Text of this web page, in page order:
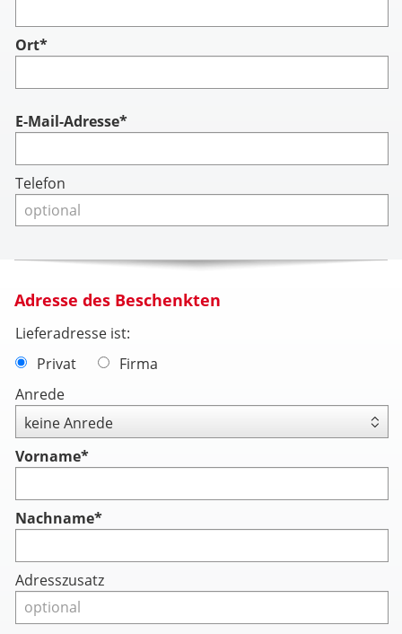
Ort*
Account
E-Mail-Adresse*
Telefon
Adresse des Beschenkten
Lieferadresse ist:
Privat
Firma
Anrede
Vorname*
Nachname*
Adresszusatz